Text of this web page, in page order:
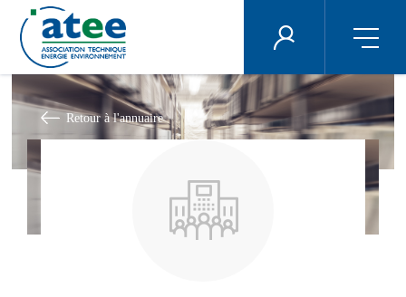
au
contenu
principal
ÉNERGIE PLUS
Retour à l'annuaire
Panneau de gestion des cookies